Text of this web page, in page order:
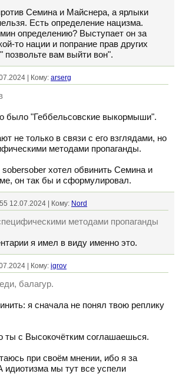
Семина и Майснера, а ярлыки
Есть определение нацизма.
определению? Выступает он за
то нации и попрание прав других
позвольте вам выйти вон".
| Кому: arserg
было "Геббельсовские выкормыши".
не только в связи с его взглядами, но
методами пропаганды.
хотел обвинить Семина и
он так бы и сформулировал.
12.07.2024 | Кому: Nord
методами пропаганды
я имел в виду именно это.
| Кому: igrov
балагур.
я сначала не понял твою реплику
ты с Высокочётким соглашаешься.
при своём мнении, ибо я за
идиотизма мы тут все успели